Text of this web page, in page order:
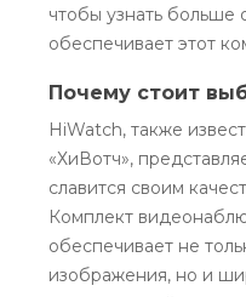
чтобы узнать больше
обеспечивает этот
Почему стоит
HiWatch, также
«ХиВотч»,
славится своим
Комплект
обеспечивает не
изображения, но и